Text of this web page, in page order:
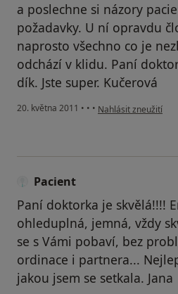
a poslechne si názory
požadavky. U ní opravdu
naprosto všechno co je
odchází v klidu. Paní
dík. Jste super. Kučerová
20. května 2011 • • • podle názoru
Nahlásit zneužití
Pacient
Paní doktorka je skvělá!!!!
ohleduplná, jemná, vždy
se s Vámi pobaví, bez
ordinace i partnera...
jakou jsem se setkala. Jana